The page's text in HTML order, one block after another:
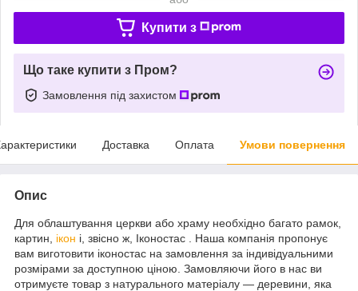
Купити з
Що таке купити з Пром?
Замовлення під захистом
Доставка Оплата Умови повернення
Опис
Для облаштування церкви або храму необхідно багато рамок,
картин, ікон і, звісно ж, Іконостас . Наша компанія пропонує
вам виготовити іконостас на замовлення за індивідуальними
розмірами за доступною ціною. Замовляючи його в нас ви
отримуєте товар з натурального матеріалу — деревини, яка